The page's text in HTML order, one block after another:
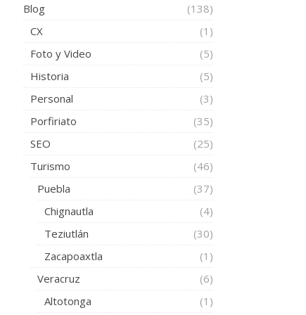
Blog
(138)
CX
(1)
Foto y Video
(5)
Historia
(5)
Personal
(3)
Porfiriato
(35)
SEO
(25)
Turismo
(46)
Puebla
(37)
Chignautla
(4)
Teziutlán
(30)
Zacapoaxtla
(1)
Veracruz
(6)
Altotonga
(1)